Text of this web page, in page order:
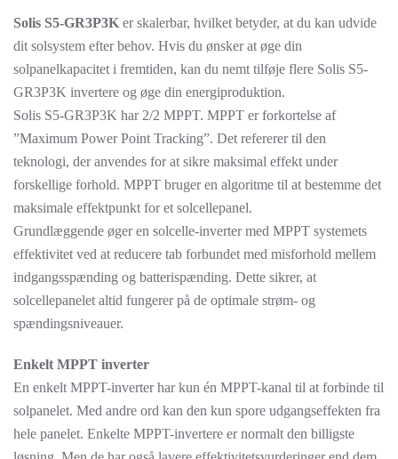
Solis S5-GR3P3K er skalerbar, hvilket betyder, at du kan udvide
dit solsystem efter behov. Hvis du ønsker at øge din
solpanelkapacitet i fremtiden, kan du nemt tilføje flere Solis S5-
GR3P3K invertere og øge din energiproduktion.
Solis S5-GR3P3K har 2/2 MPPT. MPPT er forkortelse af
”Maximum Power Point Tracking”. Det refererer til den
teknologi, der anvendes for at sikre maksimal effekt under
forskellige forhold. MPPT bruger en algoritme til at bestemme det
maksimale effektpunkt for et solcellepanel.
Grundlæggende øger en solcelle-inverter med MPPT systemets
effektivitet ved at reducere tab forbundet med misforhold mellem
indgangsspænding og batterispænding. Dette sikrer, at
solcellepanelet altid fungerer på de optimale strøm- og
spændingsniveauer.
Enkelt MPPT inverter
En enkelt MPPT-inverter har kun én MPPT-kanal til at forbinde til
solpanelet. Med andre ord kan den kun spore udgangseffekten fra
hele panelet. Enkelte MPPT-invertere er normalt den billigste